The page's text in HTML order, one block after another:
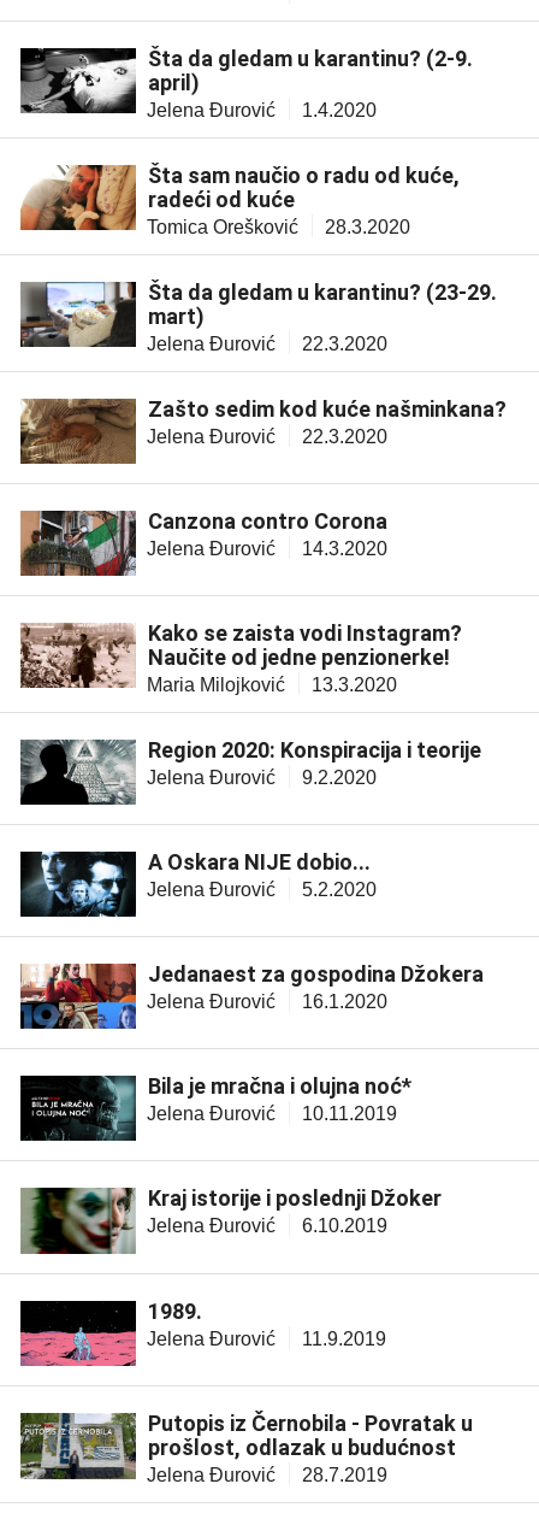
Šta da gledam u karantinu? (2-9.
april)
Jelena Đurović 1.4.2020
Šta sam naučio o radu od kuće,
radeći od kuće
Tomica Orešković 28.3.2020
Šta da gledam u karantinu? (23-29.
mart)
Jelena Đurović 22.3.2020
Zašto sedim kod kuće našminkana?
Jelena Đurović 22.3.2020
Canzona contro Corona
Jelena Đurović 14.3.2020
Kako se zaista vodi Instagram?
Naučite od jedne penzionerke!
Maria Milojković 13.3.2020
Region 2020: Konspiracija i teorije
Jelena Đurović 9.2.2020
A Oskara NIJE dobio...
Jelena Đurović 5.2.2020
Jedanaest za gospodina Džokera
Jelena Đurović 16.1.2020
Bila je mračna i olujna noć*
Jelena Đurović 10.11.2019
Kraj istorije i poslednji Džoker
Jelena Đurović 6.10.2019
1989.
Jelena Đurović 11.9.2019
Putopis iz Černobila - Povratak u
prošlost, odlazak u budućnost
Jelena Đurović 28.7.2019